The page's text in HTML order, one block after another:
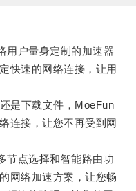
户量身定制的加速器
快速的网络连接，让用
下载文件，MoeFun
连接，让您不再受到网
点选择和智能路由功
网络加速方案，让您畅